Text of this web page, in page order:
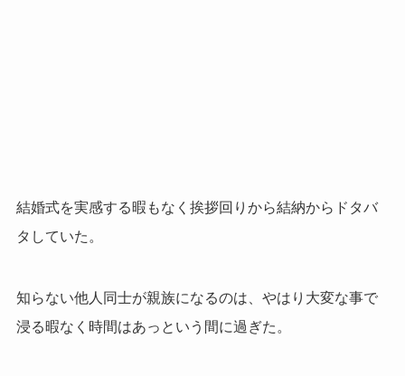
結婚式を実感する暇もなく挨拶回りから結納からドタバ
タしていた。
知らない他人同士が親族になるのは、やはり大変な事で
浸る暇なく時間はあっという間に過ぎた。